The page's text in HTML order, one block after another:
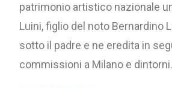
patrimonio artistico nazionale
Luini, figlio del noto Bernardino
sotto il padre e ne eredita in
commissioni a Milano e dintorni.